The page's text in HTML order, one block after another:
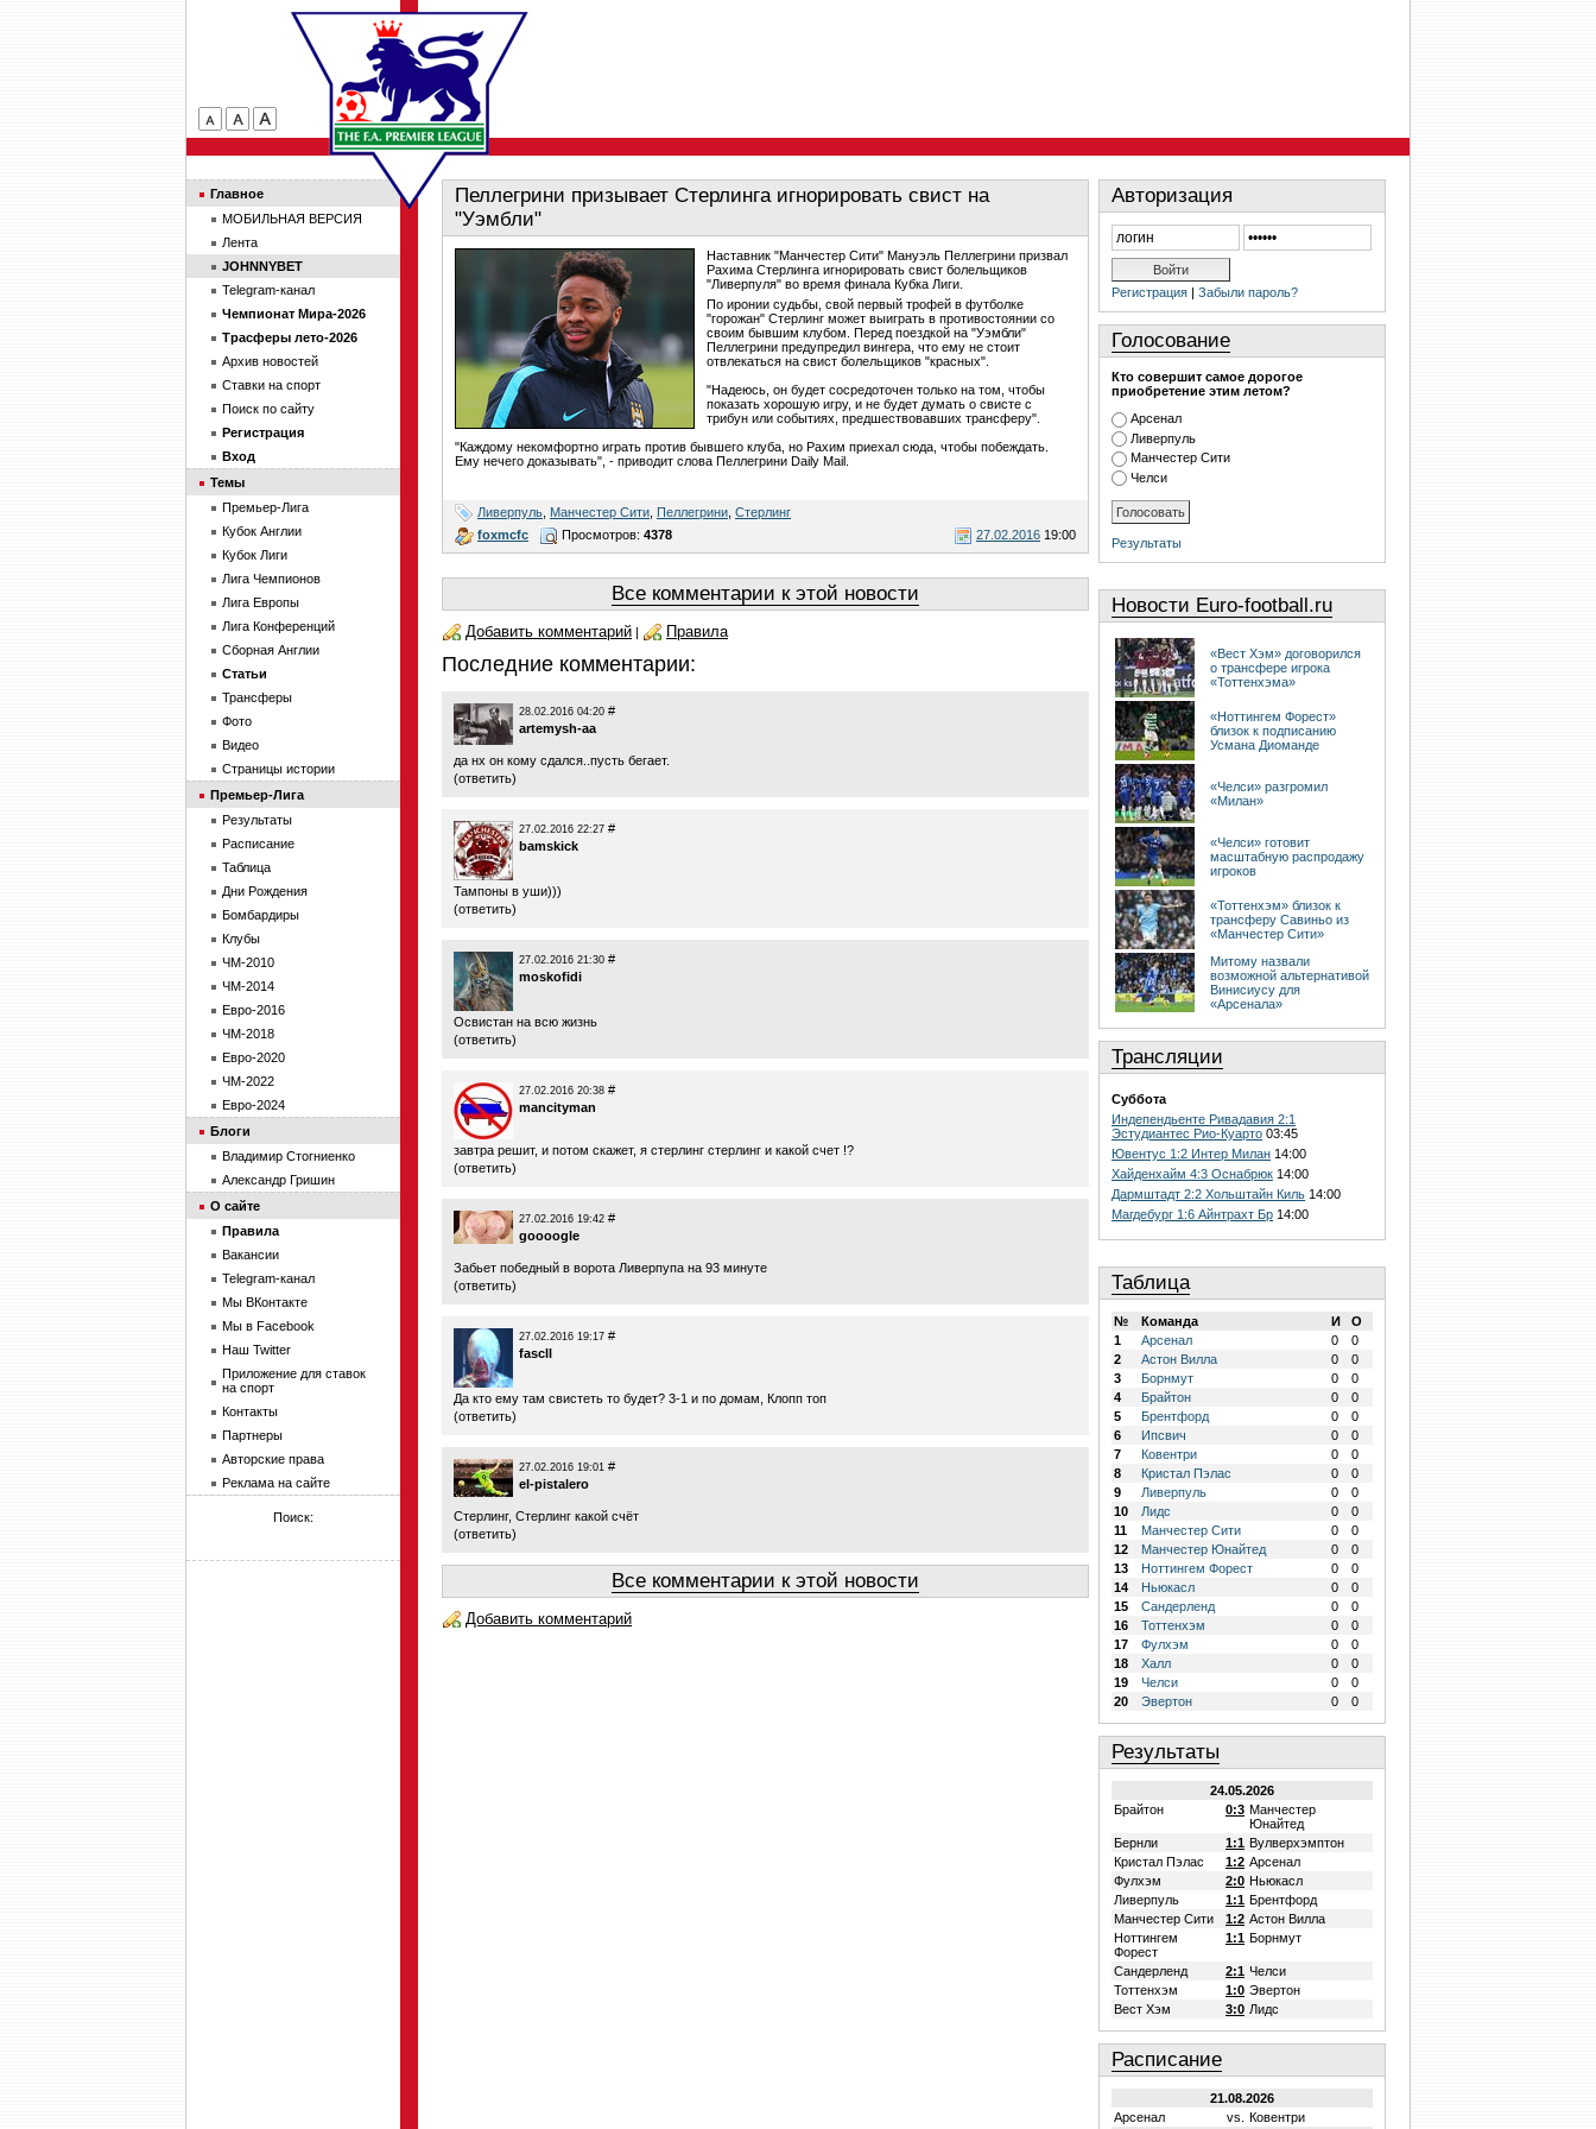
Пеллегрини призывает Стерлинга игнорировать свист на
"Уэмбли"
Наставник "Манчестер Сити" Мануэль Пеллегрини призвал
Рахима Стерлинга игнорировать свист болельщиков
"Ливерпуля" во время финала Кубка Лиги.
По иронии судьбы, свой первый трофей в футболке
"горожан" Стерлинг может выиграть в противостоянии со
своим бывшим клубом. Перед поездкой на "Уэмбли"
Пеллегрини предупредил вингера, что ему не стоит
отвлекаться на свист болельщиков "красных".
"Надеюсь, он будет сосредоточен только на том, чтобы
показать хорошую игру, и не будет думать о свисте с
трибун или событиях, предшествовавших трансферу".
"Каждому некомфортно играть против бывшего клуба, но Рахим приехал сюда, чтобы побеждать.
Ему нечего доказывать", - приводит слова Пеллегрини Daily Mail.
Ливерпуль Манчестер Сити Пеллегрини Стерлинг
foxmcfc
27.02.2016 19:00
Просмотров: 4378
Все комментарии к этой новости
Добавить комментарий | Правила
Последние комментарии:
28.02.2016 04:20 #
artemysh-aa
да нх он кому сдался..пусть бегает.
(ответить)
27.02.2016 22:27 #
bamskick
Тампоны в уши)))
(ответить)
27.02.2016 21:30 #
moskofidi
Освистан на всю жизнь
(ответить)
27.02.2016 20:38 #
mancityman
завтра решит, и потом скажет, я стерлинг стерлинг и какой счет !?
(ответить)
27.02.2016 19:42 #
goooogle
Забьет победный в ворота Ливерпупа на 93 минуте
(ответить)
27.02.2016 19:17 #
fascll
Да кто ему там свистеть то будет? 3-1 и по домам, Клопп топ
(ответить)
27.02.2016 19:01 #
el-pistalero
Стерлинг, Стерлинг какой счёт
(ответить)
Все комментарии к этой новости
Добавить комментарий
Авторизация
Регистрация | Забыли пароль?
Голосование
Кто совершит самое дорогое
приобретение этим летом?
Арсенал
Ливерпуль
Манчестер Сити
Челси
Результаты
Новости Euro-football.ru
«Вест Хэм» договорился
о трансфере игрока
«Тоттенхэма»
«Ноттингем Форест»
близок к подписанию
Усмана Диоманде
«Челси» разгромил
«Милан»
«Челси» готовит
масштабную распродажу
игроков
«Тоттенхэм» близок к
трансферу Савиньо из
«Манчестер Сити»
Митому назвали
возможной альтернативой
Винисиусу для
«Арсенала»
Трансляции
Суббота
Индепендьенте Ривадавия 2:1
Эстудиантес Рио-Куарто 03:45
Ювентус 1:2 Интер Милан 14:00
Хайденхайм 4:3 Оснабрюк 14:00
Дармштадт 2:2 Хольштайн Киль 14:00
Магдебург 1:6 Айнтрахт Бр 14:00
Таблица
№ Команда И
О
1
Арсенал 0
0
2
Астон Вилла 0
0
3
Борнмут 0
0
4
Брайтон 0
0
5
Брентфорд 0
0
6
Ипсвич 0
0
7
Ковентри 0
0
8
Кристал Пэлас 0
0
9
Ливерпуль 0
0
10
Лидс 0
0
11
Манчестер Сити 0
0
12
Манчестер Юнайтед 0
0
13
Ноттингем Форест 0
0
14
Ньюкасл 0
0
15
Сандерленд 0
0
16
Тоттенхэм 0
0
17
Фулхэм 0
0
18
Халл 0
0
19
Челси 0
0
20
Эвертон 0 0
Результаты
24.05.2026
Брайтон
0:3 Манчестер
Юнайтед
Бернли
1:1 Вулверхэмптон
Кристал Пэлас
1:2 Арсенал
Фулхэм
2:0 Ньюкасл
Ливерпуль
1:1 Брентфорд
Манчестер Сити
1:2 Астон Вилла
Ноттингем
Форест
1:1 Борнмут
Сандерленд 2:1 Челси
Тоттенхэм
1:0 Эвертон
Вест Хэм
3:0 Лидс
Расписание
21.08.2026
Арсенал
vs. Ковентри
Главное
МОБИЛЬНАЯ ВЕРСИЯ
Лента
JOHNNYBET
Telegram-канал
Чемпионат Мира-2026
Трасферы лето-2026
Архив новостей
Ставки на спорт
Поиск по сайту
Регистрация
Вход
Темы
Премьер-Лига
Кубок Англии
Кубок Лиги
Лига Чемпионов
Лига Европы
Лига Конференций
Сборная Англии
Статьи
Трансферы
Фото
Видео
Страницы истории
Премьер-Лига
Результаты
Расписание
Таблица
Дни Рождения
Бомбардиры
Клубы
ЧМ-2010
ЧМ-2014
Евро-2016
ЧМ-2018
Евро-2020
ЧМ-2022
Евро-2024
Блоги
Владимир Стогниенко
Александр Гришин
О сайте
Правила
Вакансии
Telegram-канал
Мы ВКонтакте
Мы в Facebook
Наш Twitter
Приложение для ставок
на спорт
Контакты
Партнеры
Авторские права
Реклама на сайте
Поиск: